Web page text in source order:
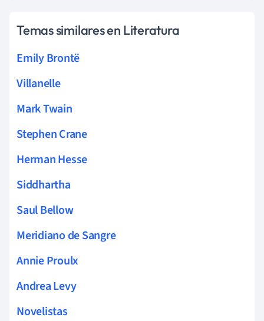
Temas similares en Literatura
Emily Brontë
Villanelle
Mark Twain
Stephen Crane
Herman Hesse
Siddhartha
Saul Bellow
Meridiano de Sangre
Annie Proulx
Andrea Levy
Novelistas